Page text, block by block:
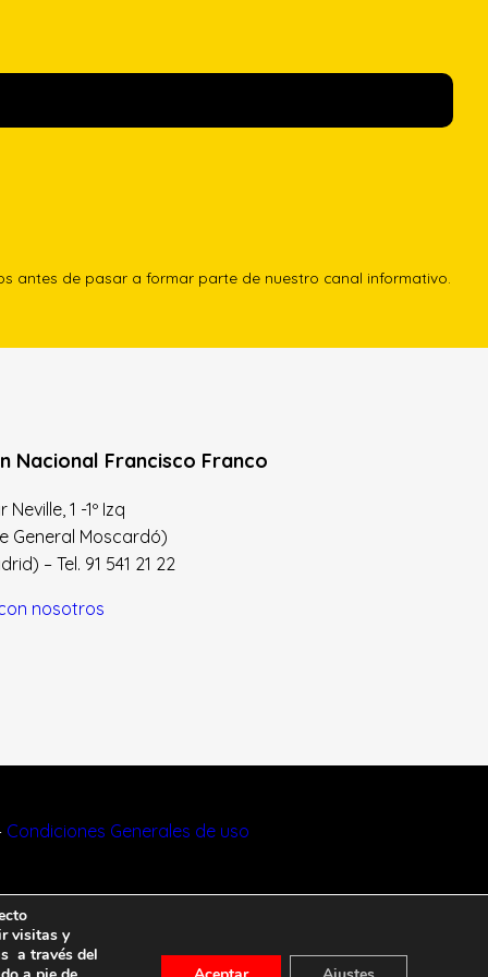
antes de pasar a formar parte de nuestro canal informativo.
Nacional Francisco Franco
1 -1º Izq
General Moscardó)
– Tel. 91 541 21 22
nosotros
Condiciones Generales de uso
visitas y
a través del